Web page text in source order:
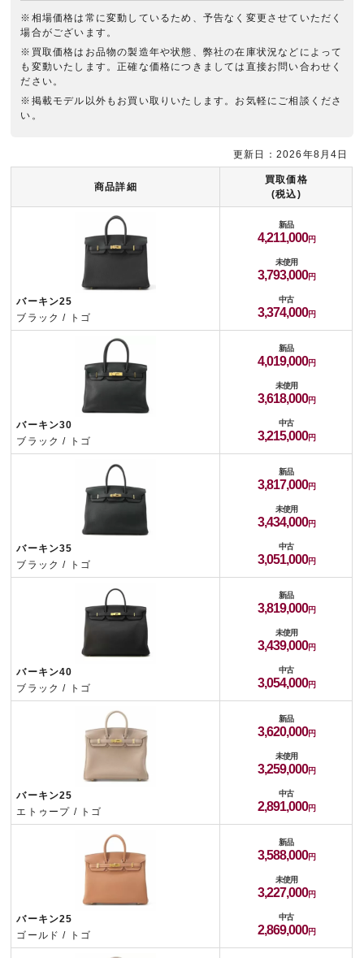
※相場価格は常に変動しているため、予告なく変更させていただく
場合がございます。
※買取価格はお品物の製造年や状態、弊社の在庫状況などによって
も変動いたします。正確な価格につきましては直接お問い合わせく
ださい。
※掲載モデル以外もお買い取りいたします。お気軽にご相談くださ
い。
商品詳細
買取価格
(税込)
バーキン25
ブラック / トゴ
新品
4,211,000
未使用
3,793,000
中古
3,374,000
バーキン30
ブラック / トゴ
新品
4,019,000
未使用
3,618,000
中古
3,215,000
バーキン35
ブラック / トゴ
新品
3,817,000
未使用
3,434,000
中古
3,051,000
バーキン40
ブラック / トゴ
新品
3,819,000
未使用
3,439,000
中古
3,054,000
バーキン25
エトゥープ / トゴ
新品
3,620,000
未使用
3,259,000
中古
2,891,000
バーキン25
ゴールド / トゴ
新品
3,588,000
未使用
3,227,000
中古
2,869,000
更新日：2026年8月4日